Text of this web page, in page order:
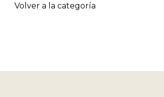
Volver a la categoría